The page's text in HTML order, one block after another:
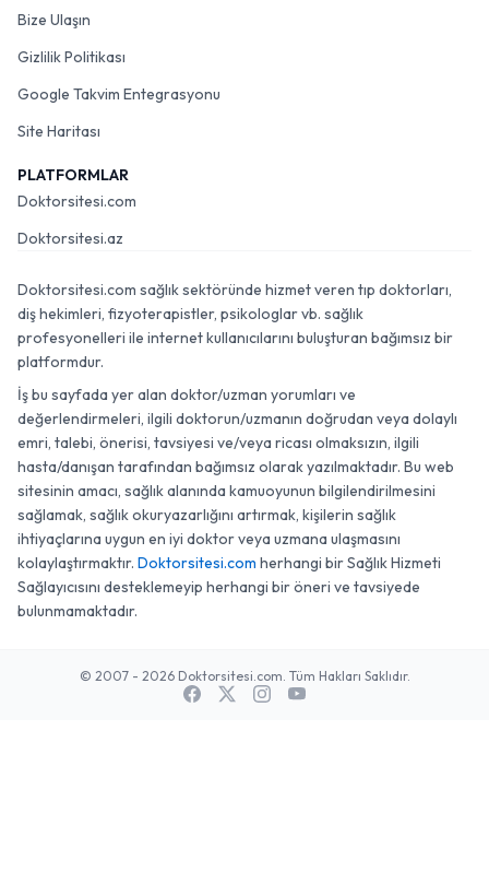
Bize Ulaşın
Gizlilik Politikası
Google Takvim Entegrasyonu
Site Haritası
PLATFORMLAR
Doktorsitesi.com
Doktorsitesi.az
Doktorsitesi.com sağlık sektöründe hizmet veren tıp doktorları,
diş hekimleri, fizyoterapistler, psikologlar vb. sağlık
profesyonelleri ile internet kullanıcılarını buluşturan bağımsız bir
platformdur.
İş bu sayfada yer alan doktor/uzman yorumları ve
değerlendirmeleri, ilgili doktorun/uzmanın doğrudan veya dolaylı
emri, talebi, önerisi, tavsiyesi ve/veya ricası olmaksızın, ilgili
hasta/danışan tarafından bağımsız olarak yazılmaktadır. Bu web
sitesinin amacı, sağlık alanında kamuoyunun bilgilendirilmesini
sağlamak, sağlık okuryazarlığını artırmak, kişilerin sağlık
ihtiyaçlarına uygun en iyi doktor veya uzmana ulaşmasını
kolaylaştırmaktır. Doktorsitesi.com herhangi bir Sağlık Hizmeti
Sağlayıcısını desteklemeyip herhangi bir öneri ve tavsiyede
bulunmamaktadır.
© 2007 - 2026 Doktorsitesi.com. Tüm Hakları Saklıdır.